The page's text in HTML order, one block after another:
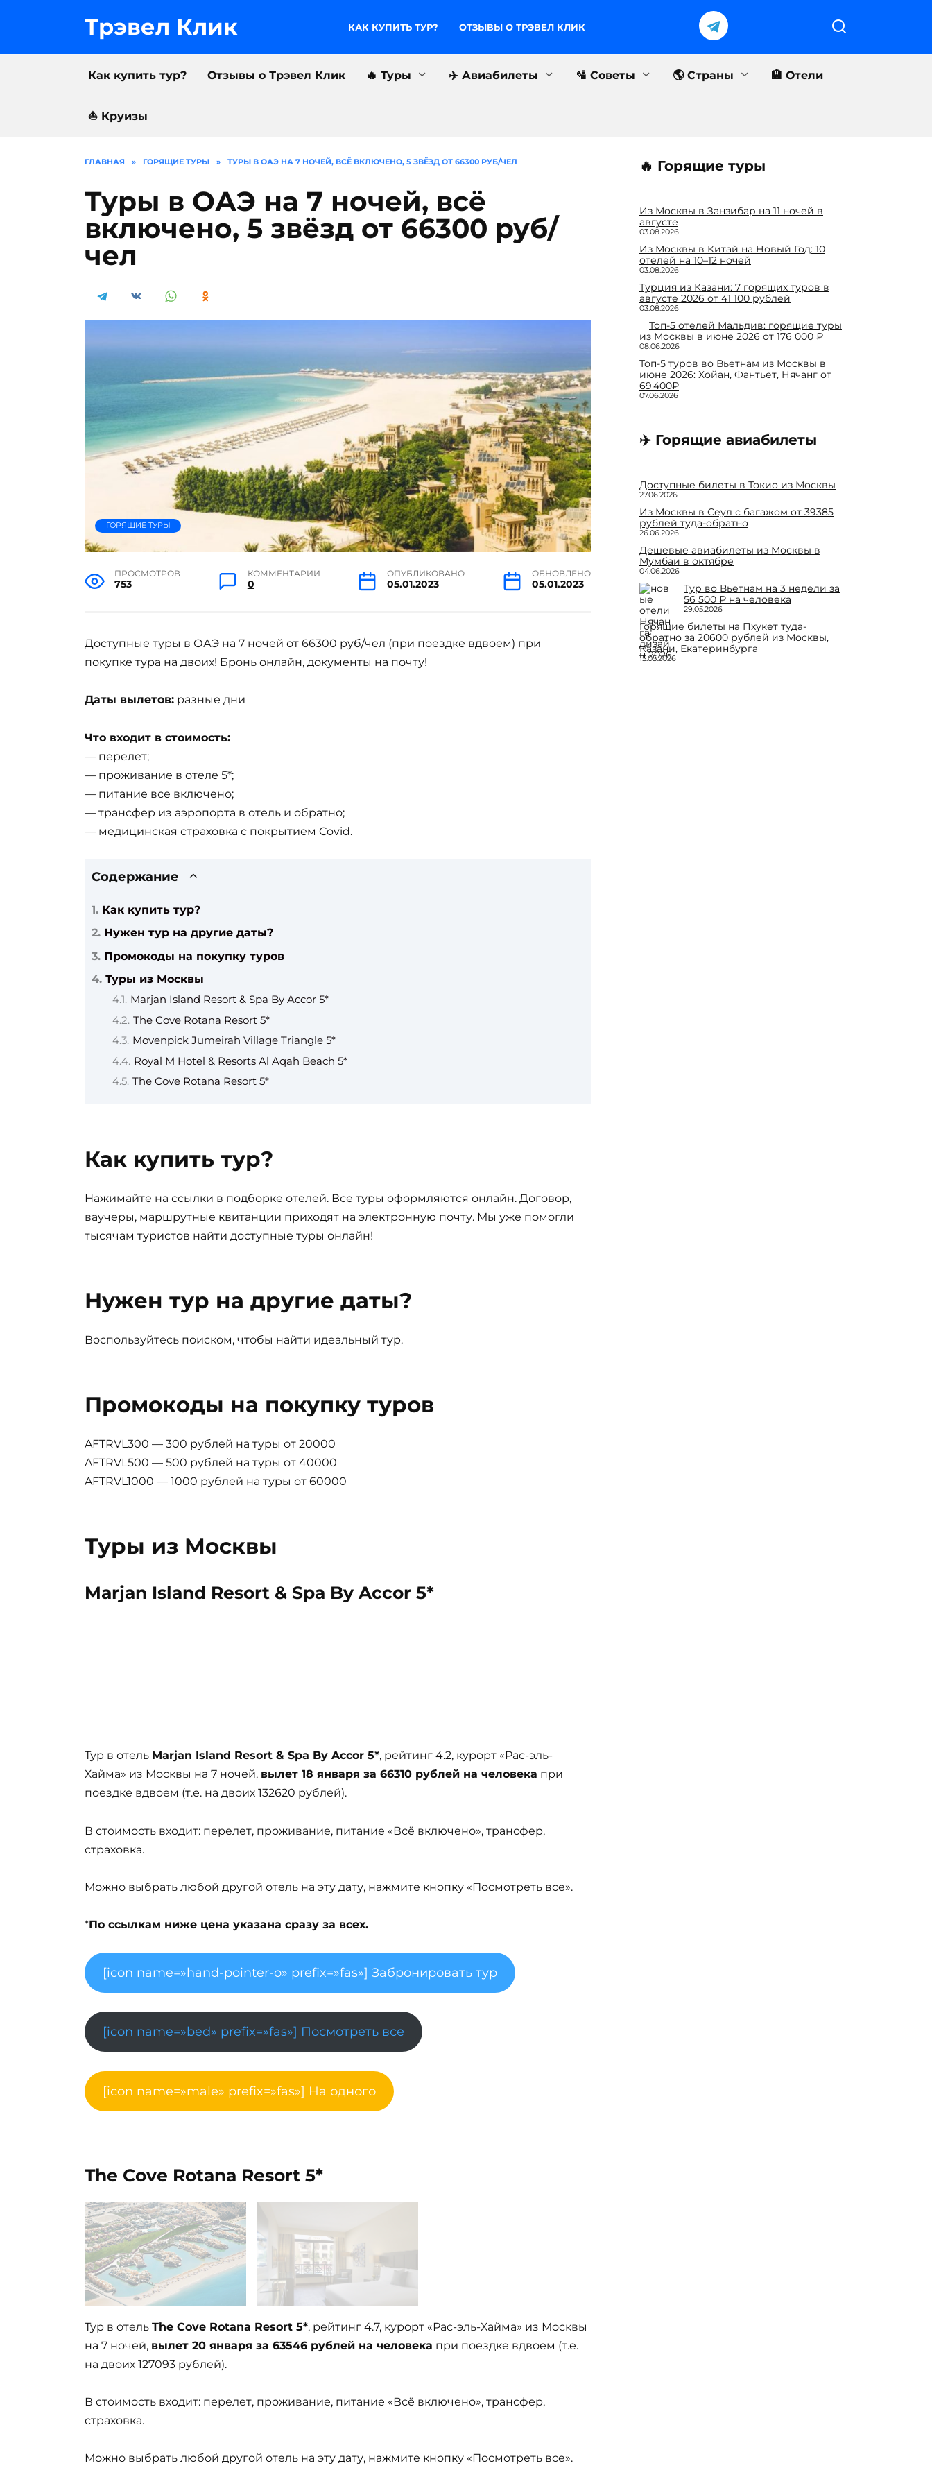
Трэвел Клик КАК КУПИТЬ ТУР? ОТЗЫВЫ О ТРЭВЕЛ КЛИК
Как купить тур? Отзывы о Трэвел Клик 🔥 Туры ✈️ Авиабилеты 🛂 Советы 🌎 Страны 🏨 Отели
⛵️ Круизы
ГЛАВНАЯ » ГОРЯЩИЕ ТУРЫ » ТУРЫ В ОАЭ НА 7 НОЧЕЙ, ВСЁ ВКЛЮЧЕНО, 5 ЗВЁЗД ОТ 66300 РУБ/ЧЕЛ
Туры в ОАЭ на 7 ночей, всё
включено, 5 звёзд от 66300 руб/
чел
ГОРЯЩИЕ ТУРЫ
ПРОСМОТРОВ
753
КОММЕНТАРИИ
0
ОПУБЛИКОВАНО
05.01.2023
ОБНОВЛЕНО
05.01.2023
Доступные туры в ОАЭ на 7 ночей от 66300 руб/чел (при поездке вдвоем) при
покупке тура на двоих! Бронь онлайн, документы на почту!
Даты вылетов: разные дни
Что входит в стоимость:
— перелет;
— проживание в отеле 5*;
— питание все включено;
— трансфер из аэропорта в отель и обратно;
— медицинская страховка с покрытием Covid.
Содержание
Как купить тур?
Нужен тур на другие даты?
Промокоды на покупку туров
Туры из Москвы
Marjan Island Resort & Spa By Accor 5*
The Cove Rotana Resort 5*
Movenpick Jumeirah Village Triangle 5*
Royal M Hotel & Resorts Al Aqah Beach 5*
The Cove Rotana Resort 5*
Как купить тур?
Нажимайте на ссылки в подборке отелей. Все туры оформляются онлайн. Договор,
ваучеры, маршрутные квитанции приходят на электронную почту. Мы уже помогли
тысячам туристов найти доступные туры онлайн!
Нужен тур на другие даты?
Воспользуйтесь поиском, чтобы найти идеальный тур.
Промокоды на покупку туров
AFTRVL300 — 300 рублей на туры от 20000
AFTRVL500 — 500 рублей на туры от 40000
AFTRVL1000 — 1000 рублей на туры от 60000
Туры из Москвы
Marjan Island Resort & Spa By Accor 5*
Тур в отель Marjan Island Resort & Spa By Accor 5*, рейтинг 4.2, курорт «Рас-эль-
Хайма» из Москвы на 7 ночей, вылет 18 января за 66310 рублей на человека при
поездке вдвоем (т.е. на двоих 132620 рублей).
В стоимость входит: перелет, проживание, питание «Всё включено», трансфер,
страховка.
Можно выбрать любой другой отель на эту дату, нажмите кнопку «Посмотреть все».
*По ссылкам ниже цена указана сразу за всех.
[icon name=»hand-pointer-o» prefix=»fas»] Забронировать тур
[icon name=»bed» prefix=»fas»] Посмотреть все
[icon name=»male» prefix=»fas»] На одного
The Cove Rotana Resort 5*
Тур в отель The Cove Rotana Resort 5*, рейтинг 4.7, курорт «Рас-эль-Хайма» из Москвы
на 7 ночей, вылет 20 января за 63546 рублей на человека при поездке вдвоем (т.е.
на двоих 127093 рублей).
В стоимость входит: перелет, проживание, питание «Всё включено», трансфер,
страховка.
Можно выбрать любой другой отель на эту дату, нажмите кнопку «Посмотреть все».
🔥 Горящие туры
Из Москвы в Занзибар на 11 ночей в
августе
03.08.2026
Из Москвы в Китай на Новый Год: 10
отелей на 10–12 ночей
03.08.2026
Турция из Казани: 7 горящих туров в
августе 2026 от 41 100 рублей
03.08.2026
Топ-5 отелей Мальдив: горящие туры
из Москвы в июне 2026 от 176 000 ₽
08.06.2026
Топ-5 туров во Вьетнам из Москвы в
июне 2026: Хойан, Фантьет, Нячанг от
69 400₽
07.06.2026
✈️ Горящие авиабилеты
Доступные билеты в Токио из Москвы
27.06.2026
Из Москвы в Сеул с багажом от 39385
рублей туда-обратно
26.06.2026
Дешевые авиабилеты из Москвы в
Мумбаи в октябре
04.06.2026
Тур во Вьетнам на 3 недели за
56 500 ₽ на человека
29.05.2026
Горящие билеты на Пхукет туда-
обратно за 20600 рублей из Москвы,
Казани, Екатеринбурга
15.05.2026